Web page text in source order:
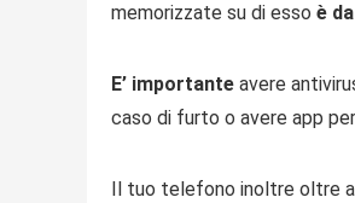
memorizzate su di esso è
E’ importante avere
caso di furto o avere app
Il tuo telefono inoltre oltre